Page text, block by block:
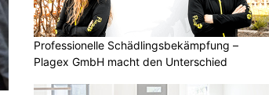
Professionelle Schädlingsbekämpfung –
Plagex GmbH macht den Unterschied